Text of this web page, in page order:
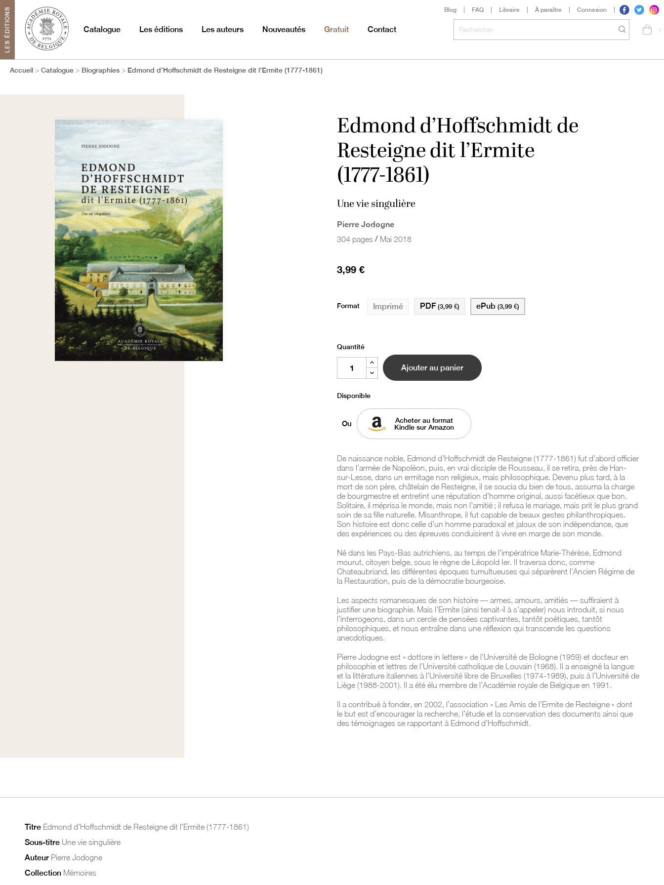
Blog FAQ Libraire À paraître Connexion
LES ÉDITIONS Catalogue Les éditions Les auteurs Nouveautés Gratuit Contact >
Accueil Catalogue Biographies Edmond d’Hoffschmidt de Resteigne dit l’Ermite (1777-1861)
Edmond d’Hoffschmidt de
Resteigne dit l’Ermite
(1777-1861)
Une vie singulière
Pierre Jodogne
304 pages / Mai 2018
3,99 €
Format Imprimé ePub (3,99 €)
PDF (3,99 €)
Quantité
Ajouter au panier
Disponible
Ou
Acheter au format
Kindle sur Amazon
De naissance noble, Edmond d’Hoffschmidt de Resteigne (1777-1861) fut d’abord officier
dans l’armée de Napoléon, puis, en vrai disciple de Rousseau, il se retira, près de Han-
sur-Lesse, dans un ermitage non religieux, mais philosophique. Devenu plus tard, à la
mort de son père, châtelain de Resteigne, il se soucia du bien de tous, assuma la charge
de bourgmestre et entretint une réputation d’homme original, aussi facétieux que bon.
Solitaire, il méprisa le monde, mais non l’amitié ; il refusa le mariage, mais prit le plus grand
soin de sa fille naturelle. Misanthrope, il fut capable de beaux gestes philanthropiques.
Son histoire est donc celle d’un homme paradoxal et jaloux de son indépendance, que
des expériences ou des épreuves conduisirent à vivre en marge de son monde.
Né dans les Pays-Bas autrichiens, au temps de l’impératrice Marie-Thérèse, Edmond
mourut, citoyen belge, sous le règne de Léopold Ier. Il traversa donc, comme
Chateaubriand, les différentes époques tumultueuses qui séparèrent l’Ancien Régime de
la Restauration, puis de la démocratie bourgeoise.
Les aspects romanesques de son histoire — armes, amours, amitiés — suffiraient à
justifier une biographie. Mais l’Ermite (ainsi tenait-il à s’appeler) nous introduit, si nous
l’interrogeons, dans un cercle de pensées captivantes, tantôt poétiques, tantôt
philosophiques, et nous entraîne dans une réflexion qui transcende les questions
anecdotiques.
Pierre Jodogne est « dottore in lettere » de l’Université de Bologne (1959) et docteur en
philosophie et lettres de l’Université catholique de Louvain (1968). Il a enseigné la langue
et la littérature italiennes à l’Université libre de Bruxelles (1974-1989), puis à l’Université de
Liège (1988-2001). Il a été élu membre de l’Académie royale de Belgique en 1991.
Il a contribué à fonder, en 2002, l’association « Les Amis de l’Ermite de Resteigne » dont
le but est d’encourager la recherche, l’étude et la conservation des documents ainsi que
des témoignages se rapportant à Edmond d’Hoffschmidt.
Titre Edmond d’Hoffschmidt de Resteigne dit l’Ermite (1777-1861)
Sous-titre Une vie singulière
Auteur Pierre Jodogne
Collection Mémoires